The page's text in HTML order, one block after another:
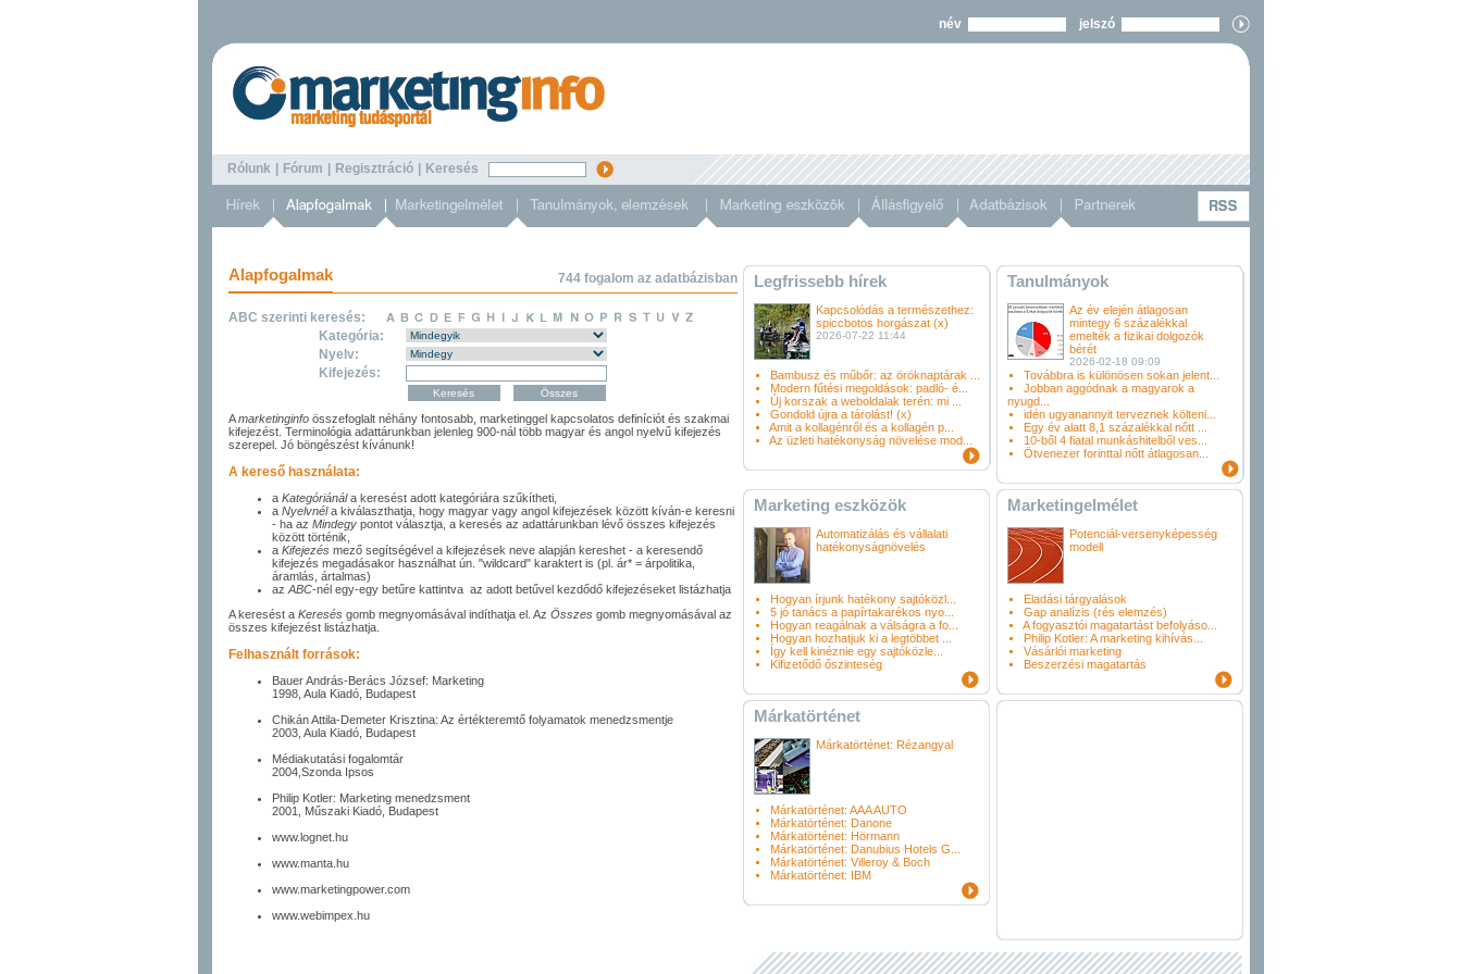
név jelszó
Rólunk Fórum Regisztráció Keresés
Alapfogalmak 744 fogalom az adatbázisban
ABC szerinti keresés:
Kategória:
Nyelv:
Kifejezés:
Amarketinginfo összefoglalt néhány fontosabb, marketinggel kapcsolatos definíciót és szakmai
kifejezést. Terminológia adattárunkban jelenleg 900-nál több magyar és angol nyelvű kifejezés
szerepel. Jó böngészést kívánunk!
A kereső használata:
a Kategóriánála keresést adott kategóriára szűkítheti,
a Nyelvnéla kiválaszthatja, hogy magyar vagy angol kifejezések között kíván-e keresni
- ha az Mindegy pontot választja, a keresés az adattárunkban lévő összes kifejezés
között történik,
a Kifejezés mező segítségével a kifejezések neve alapján kereshet - a keresendő
kifejezés megadásakor használhat ún. "wildcard" karaktert is (pl. ár* = árpolitika,
áramlás, ártalmas)
az ABC-nél egy-egy betűre kattintva az adott betűvel kezdődő kifejezéseket listázhatja
A keresést a Keresés gomb megnyomásával indíthatja el. Az Összes gomb megnyomásával az
összes kifejezést listázhatja.
Felhasznált források:
Bauer András-Berács József: Marketing
1998, Aula Kiadó, Budapest
Chikán Attila-Demeter Krisztina: Az értékteremtő folyamatok menedzsmentje
2003, Aula Kiadó, Budapest
Médiakutatási fogalomtár
2004,Szonda Ipsos
Philip Kotler: Marketing menedzsment
2001, Műszaki Kiadó, Budapest
www.lognet.hu
www.manta.hu
www.marketingpower.com
www.webimpex.hu
Legfrissebb hírek
Kapcsolódás a természethez:
spiccbotos horgászat (x)
2026-07-22 11:44
Bambusz és műbőr: az öröknaptárak ...
Modern fűtési megoldások: padló- é...
Új korszak a weboldalak terén: mi ...
Gondold újra a tárolást! (x)
Amit a kollagénről és a kollagén p...
Az üzleti hatékonyság növelése mod...
Tanulmányok
Az év elején átlagosan
mintegy 6 százalékkal
emelték a fizikai dolgozók
bérét
2026-02-18 09:09
Továbbra is különösen sokan jelent...
Jobban aggódnak a magyarok a
nyugd...
idén ugyanannyit terveznek költeni...
Egy év alatt 8,1 százalékkal nőtt ...
10-ből 4 fiatal munkáshitelből ves...
Ötvenezer forinttal nőtt átlagosan...
Marketing eszközök
Automatizálás és vállalati
hatékonyságnövelés
Hogyan írjunk hatékony sajtóközl...
5 jó tanács a papírtakarékos nyo...
Hogyan reagálnak a válságra a fo...
Hogyan hozhatjuk ki a legtöbbet ...
Így kell kinéznie egy sajtóközle...
Kifizetődő őszinteség
Marketingelmélet
Potenciál-versenyképesség
modell
Eladási tárgyalások
Gap analízis (rés elemzés)
A fogyasztói magatartást befolyáso...
Philip Kotler: A marketing kihívás...
Vásárlói marketing
Beszerzési magatartás
Márkatörténet
Márkatörténet: Rézangyal
Márkatörténet: AAA AUTO
Márkatörténet: Danone
Márkatörténet: Hörmann
Márkatörténet: Danubius Hotels G...
Márkatörténet: Villeroy & Boch
Márkatörténet: IBM